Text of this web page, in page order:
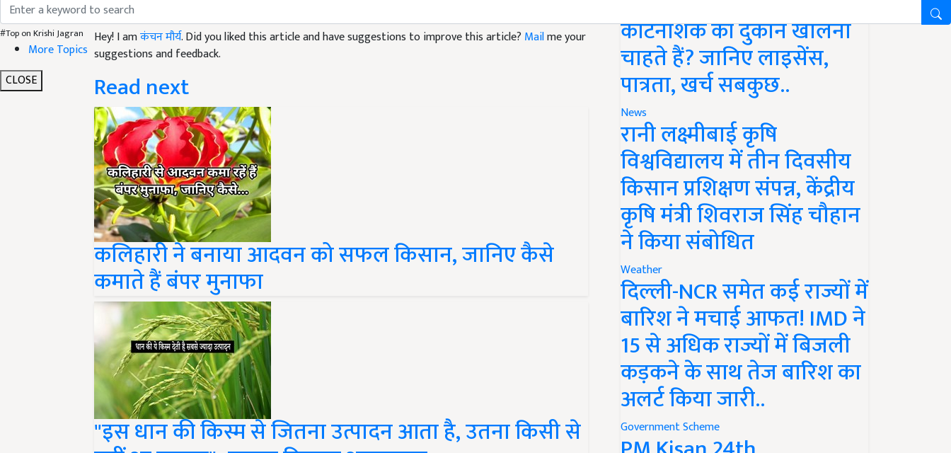
#Top on Krishi Jagran
More Topics
CLOSE
Hey! I amकंचन मौर्य. Did you liked this article and have suggestions to improve this article?Mailme your
suggestions and feedback.
Read next
कलिहारी ने बनाया आदवन को सफल किसान, जानिए कैसे
कमाते हैं बंपर मुनाफा
"इस धान की किस्म से जितना उत्पादन आता है, उतना किसी से
नहीं आ सकता"- सफल किसान अमृतलाल
कीटनाशक की दुकान खोलना
चाहते हैं? जानिए लाइसेंस,
पात्रता, खर्च सबकुछ..
News
रानी लक्ष्मीबाई कृषि
विश्वविद्यालय में तीन दिवसीय
किसान प्रशिक्षण संपन्न, केंद्रीय
कृषि मंत्री शिवराज सिंह चौहान
ने किया संबोधित
Weather
दिल्ली-NCR समेत कई राज्यों में
बारिश ने मचाई आफत! IMD ने
15 से अधिक राज्यों में बिजली
कड़कने के साथ तेज बारिश का
अलर्ट किया जारी..
Government Scheme